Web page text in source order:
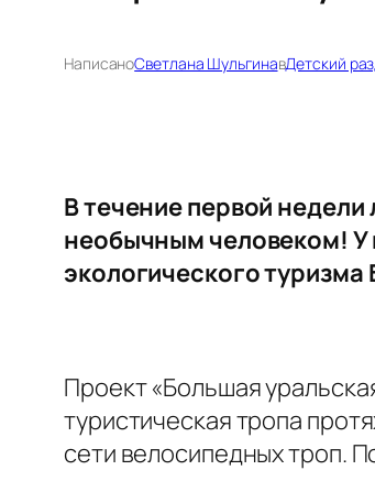
НаписаноСветлана ШульгинавДетский
В течение первой
необычным человеком! У
экологического
Проект «Большая
туристическая тропа
сети велосипедных троп.